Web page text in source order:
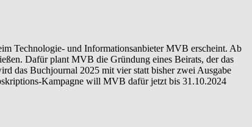
Technologie- und Informationsanbieter MVB erscheint. Ab
Dafür plant MVB die Gründung eines Beirats, der das
das Buchjournal 2025 mit vier statt bisher zwei Ausgabe
Kampagne will MVB dafür jetzt bis 31.10.2024